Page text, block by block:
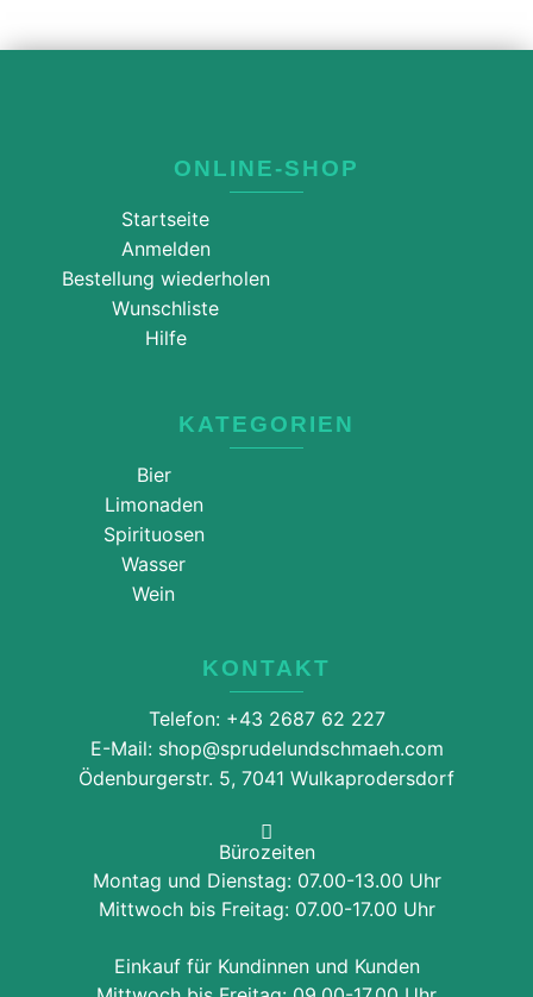
ONLINE-SHOP
Startseite
Anmelden
Bestellung wiederholen
Wunschliste
Hilfe
KATEGORIEN
Bier
Limonaden
Spirituosen
Wasser
Wein
KONTAKT
Telefon: +43 2687 62 227
E-Mail: shop@sprudelundschmaeh.com
Ödenburgerstr. 5, 7041 Wulkaprodersdorf
Bürozeiten
Montag und Dienstag: 07.00-13.00 Uhr
Mittwoch bis Freitag: 07.00-17.00 Uhr
Einkauf für Kundinnen und Kunden